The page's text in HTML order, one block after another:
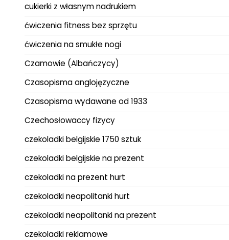
cukierki z własnym nadrukiem
ćwiczenia fitness bez sprzętu
ćwiczenia na smukłe nogi
Czamowie (Albańczycy)
Czasopisma anglojęzyczne
Czasopisma wydawane od 1933
Czechosłowaccy fizycy
czekoladki belgijskie 1750 sztuk
czekoladki belgijskie na prezent
czekoladki na prezent hurt
czekoladki neapolitanki hurt
czekoladki neapolitanki na prezent
czekoladki reklamowe